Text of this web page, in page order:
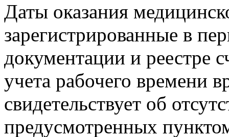
Даты оказания
зарегистрированные в
документации и реестре
учета рабочего времени
свидетельствует об
предусмотренных